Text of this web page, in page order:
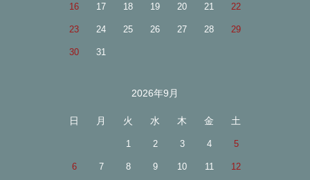
16 17 18 19 20 21 22
23 24 25 26 27 28 29
30 31
2026年9月
日 月 火 水 木 金 土
1 2 3 4 5
6 7 8 9 10 11 12